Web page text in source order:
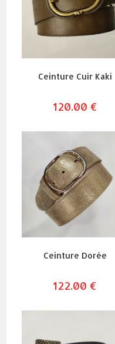
Ceinture Cuir Kaki
120.00 €
Ceinture Dorée
122.00€